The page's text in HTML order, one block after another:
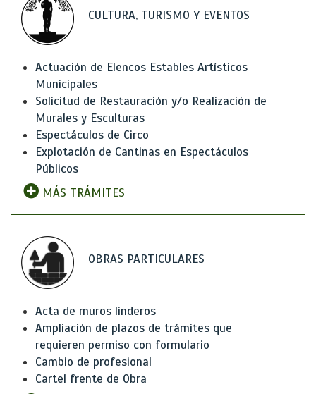
CULTURA, TURISMO Y EVENTOS
Actuación de Elencos Estables Artísticos
Municipales
Solicitud de Restauración y/o Realización de
Murales y Esculturas
Espectáculos de Circo
Explotación de Cantinas en Espectáculos
Públicos
MÁS TRÁMITES
OBRAS PARTICULARES
Acta de muros linderos
Ampliación de plazos de trámites que
requieren permiso con formulario
Cambio de profesional
Cartel frente de Obra